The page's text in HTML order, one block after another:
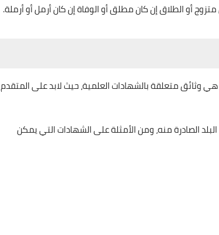
أو الطلاق إن كان مطلق أو الوفاة إن كان أرمل أو أرملة.
وثائق متعلقة بالشهادات العلمية، حيث لابد على المتقدم
الصادرة منه، ومن الأمثلة على الشهادات التي يمكن